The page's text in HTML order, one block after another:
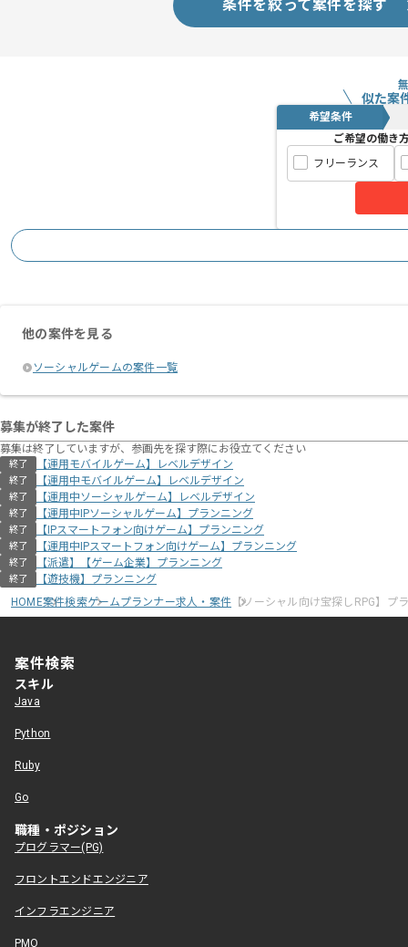
条件を絞って案件を探す
似た案
希望条件
ご希望の働き
フリーランス
他の案件を見る
ソーシャルゲームの案件一覧
募集が終了した案件
募集は終了していますが、参画先を探す際にお役立てください
終了 【運用モバイルゲーム】レベルデザイン
終了 【運用中モバイルゲーム】レベルデザイン
終了 【運用中ソーシャルゲーム】レベルデザイン
終了 【運用中IPソーシャルゲーム】プランニング
終了 【IPスマートフォン向けゲーム】プランニング
終了 【運用中IPスマートフォン向けゲーム】プランニング
終了 【派遣】【ゲーム企業】プランニング
終了
【遊技機】プランニング
HOME案件検索ゲームプランナー求人・案件 【ソーシャル向け宝探しRPG】プ
案件検索
スキル
Java
Python
Ruby
Go
職種・ポジション
プログラマー(PG)
フロントエンドエンジニア
インフラエンジニア
PMO